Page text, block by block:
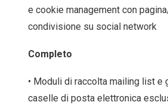
e cookie management con
condivisione su social network
Completo
• Moduli di raccolta mailing list
caselle di posta elettronica